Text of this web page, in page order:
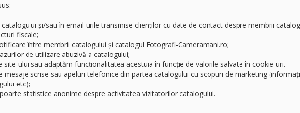
catalogului și/sau în email-urile transmise clienților cu date de contact despre membrii
fiscale;
între membrii catalogului și catalogul Fotografi-Cameramani.ro;
de utilizare abuzivă a catalogului;
site-ului sau adaptăm funcționalitatea acestuia în funcție de valorile salvate în cookie-uri.
mesaje scrise sau apeluri telefonice din partea catalogului cu scopuri de marketing
etc);
statistice anonime despre activitatea vizitatorilor catalogului.